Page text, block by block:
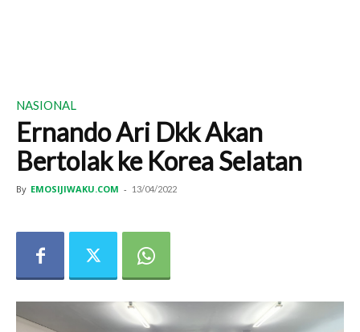
NASIONAL
Ernando Ari Dkk Akan
Bertolak ke Korea Selatan
By EMOSIJIWAKU.COM - 13/04/2022